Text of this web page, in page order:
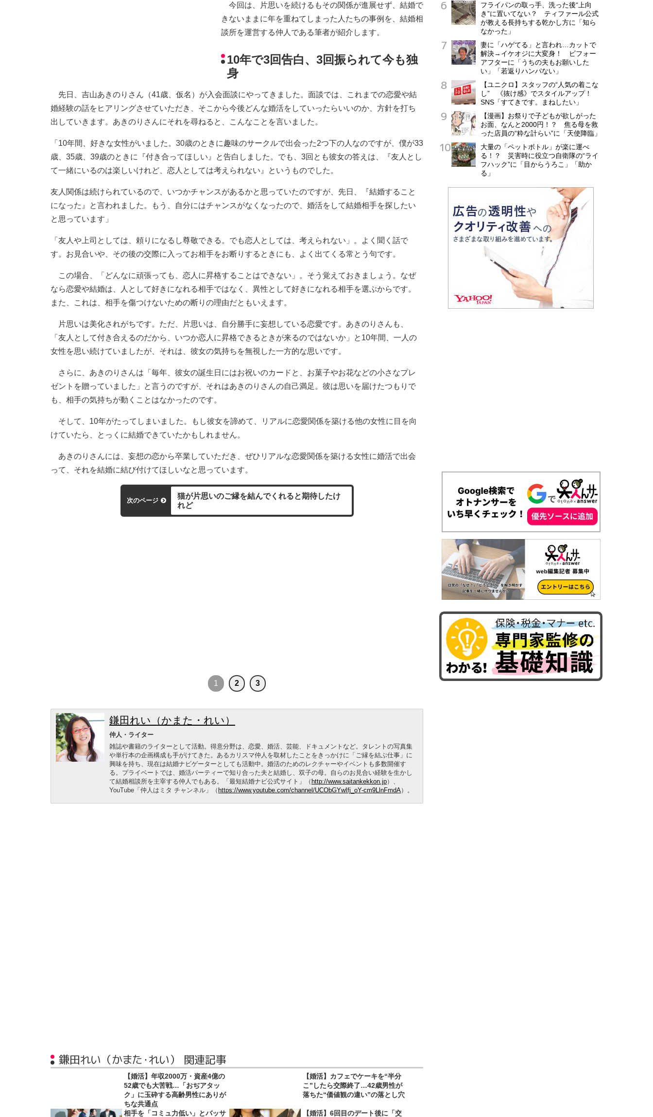
今回は、片思いを続けるもその関係が進展せず、結婚で
きないままに年を重ねてしまった人たちの事例を、結婚相
談所を運営する仲人である筆者が紹介します。
10年で3回告白、3回振られて今も独
身
先日、吉山あきのりさん（41歳、仮名）が入会面談にやってきました。面談では、これまでの恋愛や結
婚経験の話をヒアリングさせていただき、そこから今後どんな婚活をしていったらいいのか、方針を打ち
出していきます。あきのりさんにそれを尋ねると、こんなことを言いました。
「10年間、好きな女性がいました。30歳のときに趣味のサークルで出会った2つ下の人なのですが、僕が33
歳、35歳、39歳のときに『付き合ってほしい』と告白しました。でも、3回とも彼女の答えは、『友人とし
て一緒にいるのは楽しいけれど、恋人としては考えられない』というものでした。
友人関係は続けられているので、いつかチャンスがあるかと思っていたのですが、先日、『結婚すること
になった』と言われました。もう、自分にはチャンスがなくなったので、婚活をして結婚相手を探したい
と思っています」
「友人や上司としては、頼りになるし尊敬できる。でも恋人としては、考えられない」。よく聞く話で
す。お見合いや、その後の交際に入ってお相手をお断りするときにも、よく出てくる常とう句です。
この場合、「どんなに頑張っても、恋人に昇格することはできない」。そう覚えておきましょう。なぜ
なら恋愛や結婚は、人として好きになれる相手ではなく、異性として好きになれる相手を選ぶからです。
また、これは、相手を傷つけないための断りの理由だともいえます。
片思いは美化されがちです。ただ、片思いは、自分勝手に妄想している恋愛です。あきのりさんも、
「友人として付き合えるのだから、いつか恋人に昇格できるときが来るのではないか」と10年間、一人の
女性を思い続けていましたが、それは、彼女の気持ちを無視した一方的な思いです。
さらに、あきのりさんは「毎年、彼女の誕生日にはお祝いのカードと、お菓子やお花などの小さなプレ
ゼントを贈っていました」と言うのですが、それはあきのりさんの自己満足。彼は思いを届けたつもりで
も、相手の気持ちが動くことはなかったのです。
そして、10年がたってしまいました。もし彼女を諦めて、リアルに恋愛関係を築ける他の女性に目を向
けていたら、とっくに結婚できていたかもしれません。
あきのりさんには、妄想の恋から卒業していただき、ぜひリアルな恋愛関係を築ける女性に婚活で出会
って、それを結婚に結び付けてほしいなと思っています。
次のページ
猫が片思いのご縁を結んでくれると期待したけ
れど
1 2 3
鎌田れい（かまた・れい）
仲人・ライター
雑誌や書籍のライターとして活動。得意分野は、恋愛、婚活、芸能、ドキュメントなど。タレントの写真集
や単行本の企画構成も手がけてきた。あるカリスマ仲人を取材したことをきっかけに「ご縁を結ぶ仕事」に
興味を持ち、現在は結婚ナビゲーターとしても活動中。婚活のためのレクチャーやイベントも多数開催す
る。プライベートでは、婚活パーティーで知り合った夫と結婚し、双子の母。自らのお見合い経験を生かし
て結婚相談所を主宰する仲人でもある。「最短結婚ナビ公式サイト」（ http://www.saitankekkon.jp）、
YouTube「仲人はミタ チャンネル」（ https://www.youtube.com/channel/UCObGYwIfj_oY-cm9LlnFmdA）。
鎌田れい（かまた・れい） 関連記事
【婚活】年収2000万・資産4億の
52歳でも大苦戦…「おぢアタッ
ク」に玉砕する高齢男性にありが
ちな共通点
【婚活】カフェでケーキを“半分
こ”したら交際終了…42歳男性が
落ちた“価値観の違い”の落とし穴
相手を「コミュ力低い」とバッサ 【婚活】6回目のデート後に「交
フライパンの取っ手、洗った後“上向
き”に置いてない？ ティファール公式
が教える長持ちする乾かし方に「知ら
なかった」
妻に「ハゲてる」と言われ…カットで
解決→イケオジに大変身！ ビフォー
アフターに「うちの夫もお願いした
い」「若返りハンパない」
【ユニクロ】スタッフの“人気の着こな
し” 《抜け感》でスタイルアップ！
SNS「すてきです。まねしたい」
【漫画】お祭りで子どもが欲しがった
お面、なんと2000円！？ 焦る母を救
った店員の“粋な計らい”に「天使降臨」
大量の「ペットボトル」が楽に運べ
る！？ 災害時に役立つ自衛隊の“ライ
フハック”に「目からうろこ」「助か
る」